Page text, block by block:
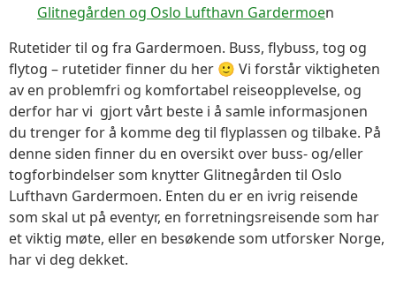
Glitnegården og Oslo Lufthavn Gardermoen
Rutetider til og fra Gardermoen. Buss, flybuss, tog og
flytog – rutetider finner du her 🙂 Vi forstår viktigheten
av en problemfri og komfortabel reiseopplevelse, og
derfor har vi gjort vårt beste i å samle informasjonen
du trenger for å komme deg til flyplassen og tilbake. På
denne siden finner du en oversikt over buss- og/eller
togforbindelser som knytter Glitnegården til Oslo
Lufthavn Gardermoen. Enten du er en ivrig reisende
som skal ut på eventyr, en forretningsreisende som har
et viktig møte, eller en besøkende som utforsker Norge,
har vi deg dekket.